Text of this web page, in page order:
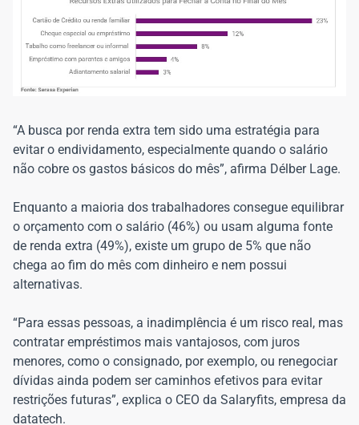
“A busca por renda extra tem sido uma estratégia para
evitar o endividamento, especialmente quando o salário
não cobre os gastos básicos do mês”, afirma Délber Lage.
Enquanto a maioria dos trabalhadores consegue equilibrar
o orçamento com o salário (46%) ou usam alguma fonte
de renda extra (49%), existe um grupo de 5% que não
chega ao fim do mês com dinheiro e nem possui
alternativas.
“Para essas pessoas, a inadimplência é um risco real, mas
contratar empréstimos mais vantajosos, com juros
menores, como o consignado, por exemplo, ou renegociar
dívidas ainda podem ser caminhos efetivos para evitar
restrições futuras”, explica o CEO da Salaryfits, empresa da
datatech.